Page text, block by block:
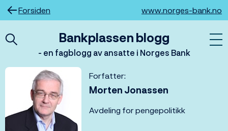
Hopp
til
Forsiden www.norges-bank.no
Bankplassen blogg
- en fagblogg av ansatte i Norges Bank
Forfatter:
Morten Jonassen
Avdeling for pengepolitikk